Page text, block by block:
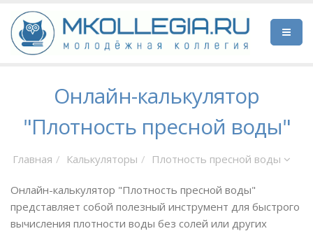
Онлайн-калькулятор
"Плотность пресной воды"
Главная Калькуляторы Плотность пресной воды
Онлайн-калькулятор "Плотность пресной воды"
представляет собой полезный инструмент для быстрого
вычисления плотности воды без солей или других